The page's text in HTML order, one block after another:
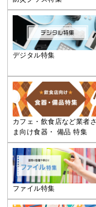
デジタル特集
カフェ・飲食店など業者さ
ま向け食器・ 備品 特集
ファイル特集